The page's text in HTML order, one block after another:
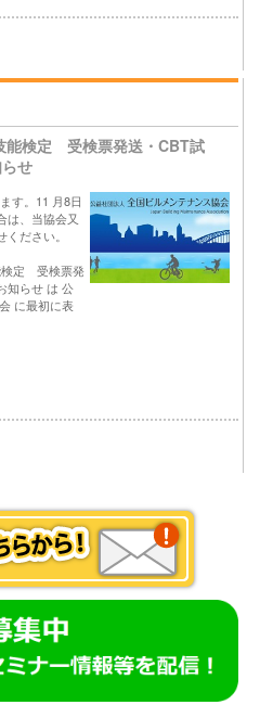
能検定 受検票発送・CBT試
せ
す。11 月8日
は、当協会又
ださい。
検定 受検票発
知らせ は 公
に最初に表